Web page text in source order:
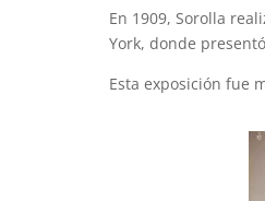
En 1909, Sorolla
York, donde
Esta exposición fue